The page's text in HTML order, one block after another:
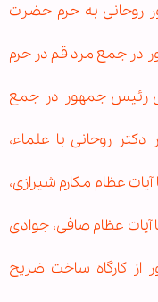
روحانی به حرم حضرت
در جمع مرد قم در حرم
رئیس جمهور در جمع
روحانی با علماء،
عظام مکارم شیرازی،
عظام صافی، جوادی
از کارگاه ساخت ضریح